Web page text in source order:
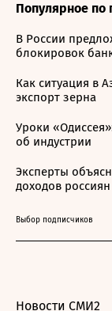
Популярное по
В России
блокировок
Как ситуация в
экспорт зерна
Уроки
об индустрии
Эксперты
доходов россиян
Выбор подписчиков
Новости СМИ2